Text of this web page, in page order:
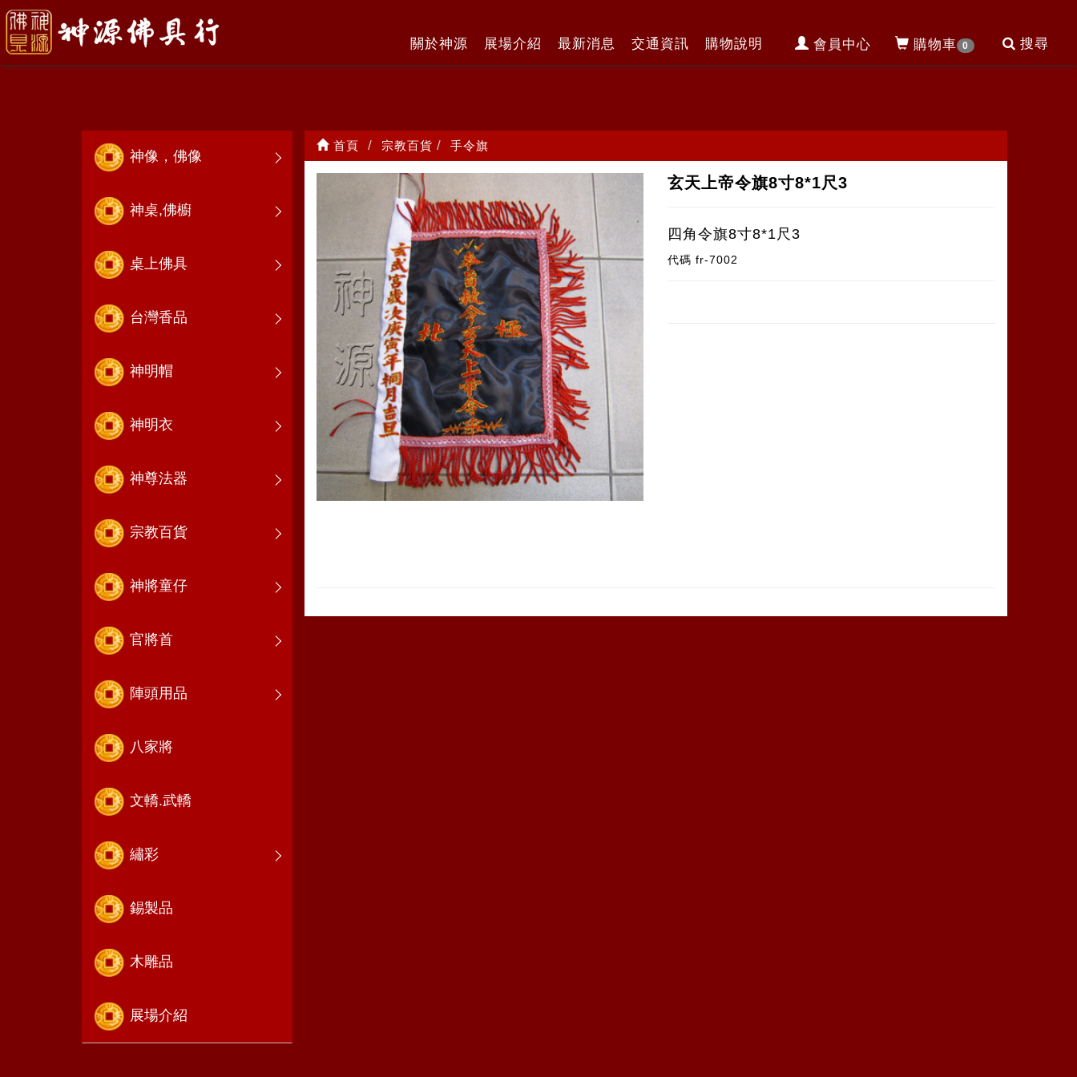
會員中心 購物車 0 搜尋
關於神源 展場介紹 最新消息 交通資訊 購物說明
手令旗
神像，佛像
神桌,佛櫥
桌上佛具
台灣香品
神明帽
神明衣
神尊法器
宗教百貨
神將童仔
官將首
陣頭用品
八家將
文轎.武轎
繡彩
錫製品
木雕品
展場介紹
首頁 宗教百貨 手令旗
玄天上帝令旗8寸8*1尺3
四角令旗8寸8*1尺3
代碼fr-7002